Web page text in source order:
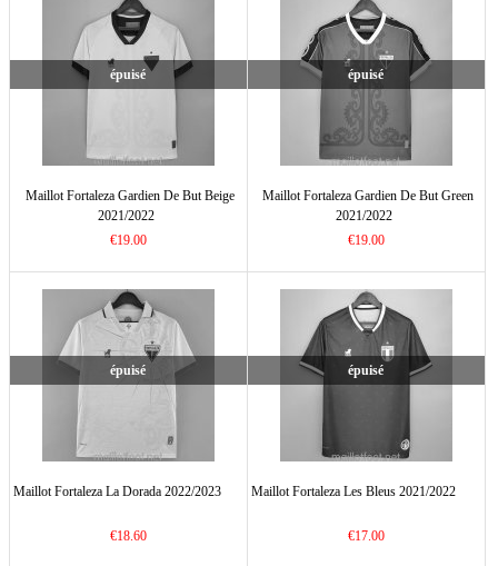
épuisé
Maillot Fortaleza Gardien De But Beige
2021/2022
€19.00
épuisé
Maillot Fortaleza Gardien De But Green
2021/2022
€19.00
épuisé
Maillot Fortaleza La Dorada 2022/2023
€18.60
épuisé
Maillot Fortaleza Les Bleus 2021/2022
€17.00